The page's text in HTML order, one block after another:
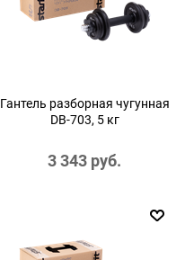
Гантель разборная чугунная
DB-703, 5 кг
3 343 руб.